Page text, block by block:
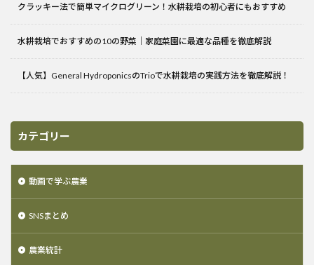
クラッキー法で簡単マイクログリーン！水耕栽培の初心者にもおすすめ
水耕栽培でおすすめの10の野菜｜家庭菜園に最適な品種を徹底解説
【人気】General HydroponicsのTrioで水耕栽培の実践方法を徹底解説！
カテゴリー
動画で学ぶ農業
SNSまとめ
農業統計